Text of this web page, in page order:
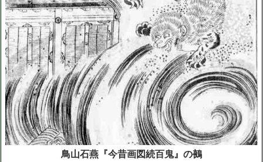
鳥山石燕『今昔画図続百鬼』の鵺